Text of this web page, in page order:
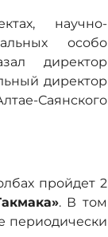
научно-
особо
директор
директор
Саянского
пройдет 2
. В том
периодически